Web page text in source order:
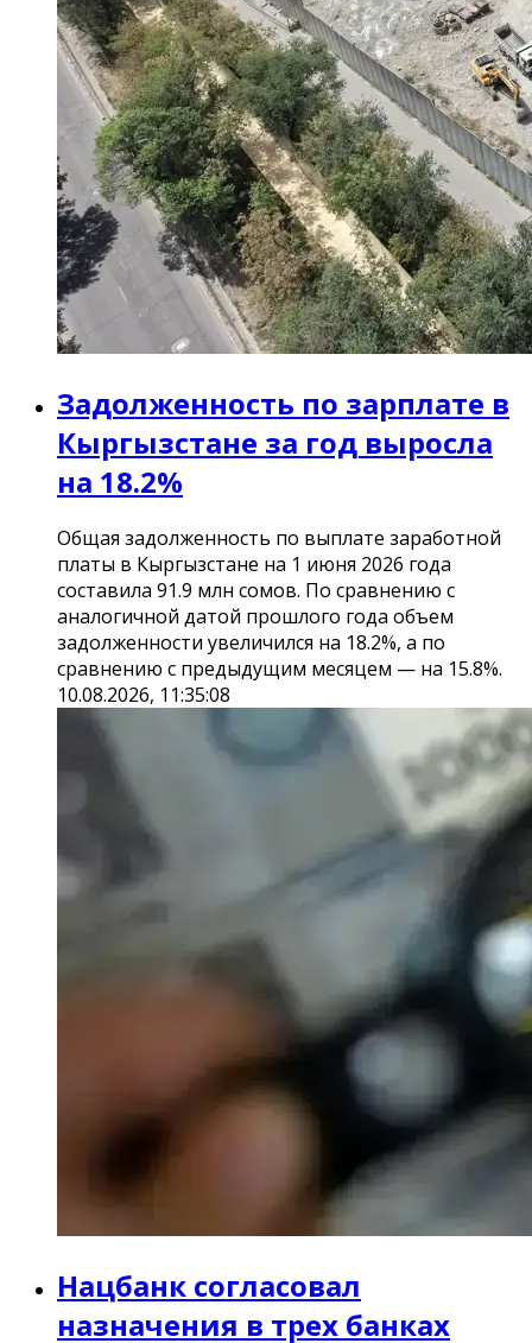
Задолженность по зарплате в
Кыргызстане за год выросла
на 18.2%
Общая задолженность по выплате заработной
платы в Кыргызстане на 1 июня 2026 года
составила 91.9 млн сомов. По сравнению с
аналогичной датой прошлого года объем
задолженности увеличился на 18.2%, а по
сравнению с предыдущим месяцем — на 15.8%.
10.08.2026, 11:35:08
Нацбанк согласовал
назначения в трех банках